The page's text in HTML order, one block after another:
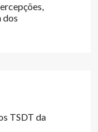
dos
TSDT da